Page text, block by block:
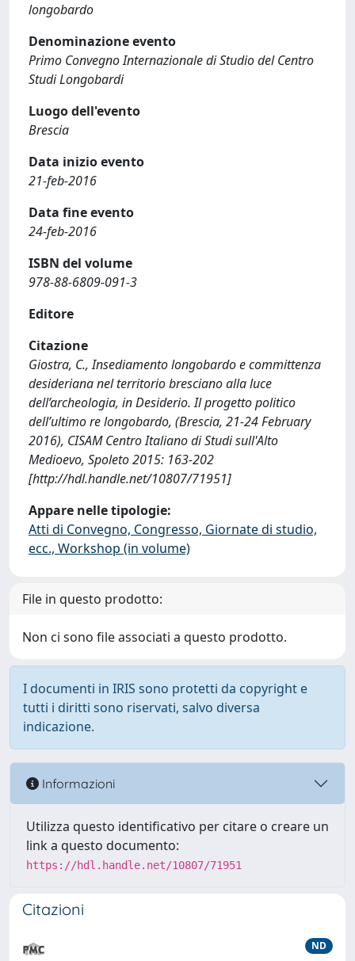
longobardo
Denominazione evento
Primo Convegno Internazionale di Studio del Centro
Studi Longobardi
Luogo dell'evento
Brescia
Data inizio evento
21-feb-2016
Data fine evento
24-feb-2016
ISBN del volume
978-88-6809-091-3
Editore
Citazione
Giostra, C., Insediamento longobardo e committenza
desideriana nel territorio bresciano alla luce
dell’archeologia, in Desiderio. Il progetto politico
dell’ultimo re longobardo, (Brescia, 21-24 February
2016), CISAM Centro Italiano di Studi sull'Alto
Medioevo, Spoleto 2015: 163-202
[http://hdl.handle.net/10807/71951]
Appare nelle tipologie:
Atti di Convegno, Congresso, Giornate di studio,
ecc., Workshop (in volume)
File in questo prodotto:
Non ci sono file associati a questo prodotto.
I documenti in IRIS sono protetti da copyright e
tutti i diritti sono riservati, salvo diversa
indicazione.
Informazioni
Utilizza questo identificativo per citare o creare un
link a questo documento:
https://hdl.handle.net/10807/71951
Citazioni
ND